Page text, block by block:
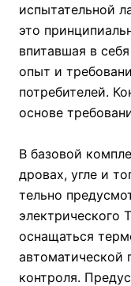
испытательной
это
впитавшая в
опыт и
потребителей.
основе
В базовой
дровах, угле и
тельно
электрического
оснащаться
автоматической
контроля.